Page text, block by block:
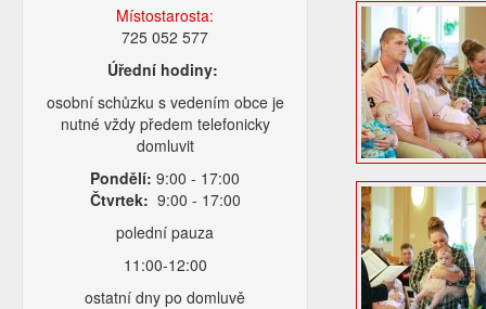
Místostarosta:
725 052 577
Úřední hodiny:
osobní schůzku s vedením obce je
nutné vždy předem telefonicky
domluvit
Pondělí: 9:00 - 17:00
Čtvrtek: 9:00 - 17:00
polední pauza
11:00-12:00
ostatní dny po domluvě